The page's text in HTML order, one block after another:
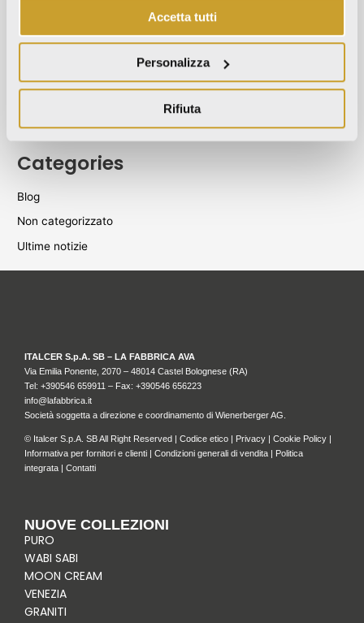
Accetta tutti
Personalizza
Rifiuta
Novembre 2019
Settembre 2019
Categories
Blog
Non categorizzato
Ultime notizie
ITALCER S.p.A. SB – LA FABBRICA AVA
Via Emilia Ponente, 2070 – 48014 Castel Bolognese (RA)
Tel: +390546 659911 – Fax: +390546 656223
info@lafabbrica.it
Società soggetta a direzione e coordinamento di Wienerberger AG.
© Italcer S.p.A. SB All Right Reserved | Codice etico | Privacy | Cookie Policy |
Informativa per fornitori e clienti | Condizioni generali di vendita | Politica
integrata | Contatti
NUOVE COLLEZIONI
PURO
WABI SABI
MOON CREAM
VENEZIA
GRANITI